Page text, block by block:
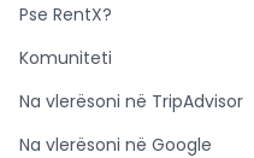
Pse RentX?
Komuniteti
Na vlerësoni në TripAdvisor
Na vlerësoni në Google